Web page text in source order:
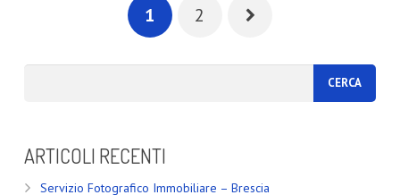
1 2
ARTICOLI RECENTI
Servizio Fotografico Immobiliare – Brescia